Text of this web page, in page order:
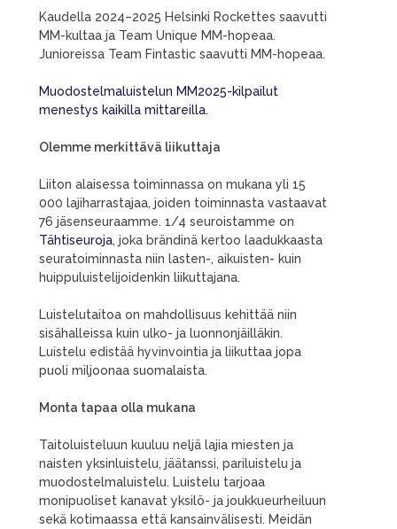
Kaudella 2024–2025 Helsinki Rockettes saavutti
MM-kultaa ja Team Unique MM-hopeaa.
Junioreissa Team Fintastic saavutti MM-hopeaa.
Muodostelmaluistelun MM2025-kilpailut
menestys kaikilla mittareilla.
Olemme merkittävä liikuttaja
Liiton alaisessa toiminnassa on mukana yli 15
000 lajiharrastajaa, joiden toiminnasta vastaavat
76 jäsenseuraamme. 1/4 seuroistamme on
Tähtiseuroja, joka brändinä kertoo laadukkaasta
seuratoiminnasta niin lasten-, aikuisten- kuin
huippuluistelijoidenkin liikuttajana.
Luistelutaitoa on mahdollisuus kehittää niin
sisähalleissa kuin ulko- ja luonnonjäilläkin.
Luistelu edistää hyvinvointia ja liikuttaa jopa
puoli miljoonaa suomalaista.
Monta tapaa olla mukana
Taitoluisteluun kuuluu neljä lajia miesten ja
naisten yksinluistelu, jäätanssi, pariluistelu ja
muodostelmaluistelu. Luistelu tarjoaa
monipuoliset kanavat yksilö- ja joukkueurheiluun
sekä kotimaassa että kansainvälisesti. Meidän